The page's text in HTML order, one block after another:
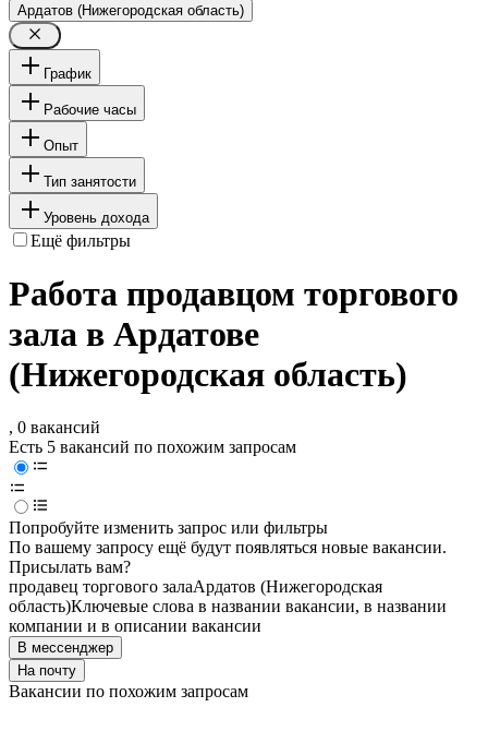
Ардатов (Нижегородская область)
График
Рабочие часы
Опыт
Тип занятости
Уровень дохода
Ещё фильтры
Работа продавцом торгового
зала в Ардатове
(Нижегородская область)
, 0 вакансий
Есть 5 вакансий по похожим запросам
Попробуйте изменить запрос или фильтры
По вашему запросу ещё будут появляться новые вакансии.
Присылать вам?
продавец торгового залаАрдатов (Нижегородская
область)Ключевые слова в названии вакансии, в названии
компании и в описании вакансии
В мессенджер
На почту
Вакансии по похожим запросам